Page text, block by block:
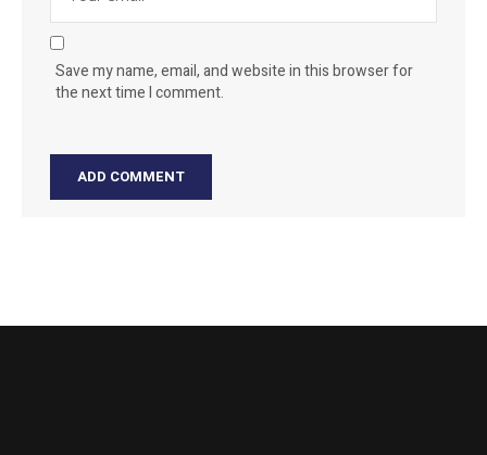
Save my name, email, and website in this browser for
the next time I comment.